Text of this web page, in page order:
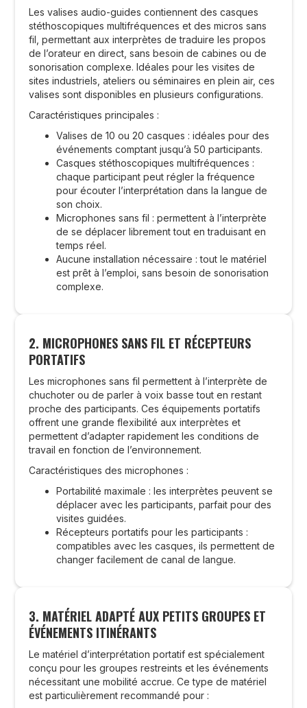
Les valises audio-guides contiennent des casques
stéthoscopiques multifréquences et des micros sans
fil, permettant aux interprètes de traduire les propos
de l’orateur en direct, sans besoin de cabines ou de
sonorisation complexe. Idéales pour les visites de
sites industriels, ateliers ou séminaires en plein air, ces
valises sont disponibles en plusieurs configurations.
Caractéristiques principales :
Valises de 10 ou 20 casques : idéales pour des
événements comptant jusqu’à 50 participants.
Casques stéthoscopiques multifréquences :
chaque participant peut régler la fréquence
pour écouter l’interprétation dans la langue de
son choix.
Microphones sans fil : permettent à l’interprète
de se déplacer librement tout en traduisant en
temps réel.
Aucune installation nécessaire : tout le matériel
est prêt à l’emploi, sans besoin de sonorisation
complexe.
2. MICROPHONES SANS FIL ET RÉCEPTEURS
PORTATIFS
Les microphones sans fil permettent à l’interprète de
chuchoter ou de parler à voix basse tout en restant
proche des participants. Ces équipements portatifs
offrent une grande flexibilité aux interprètes et
permettent d’adapter rapidement les conditions de
travail en fonction de l’environnement.
Caractéristiques des microphones :
Portabilité maximale : les interprètes peuvent se
déplacer avec les participants, parfait pour des
visites guidées.
Récepteurs portatifs pour les participants :
compatibles avec les casques, ils permettent de
changer facilement de canal de langue.
3. MATÉRIEL ADAPTÉ AUX PETITS GROUPES ET
ÉVÉNEMENTS ITINÉRANTS
Le matériel d’interprétation portatif est spécialement
conçu pour les groupes restreints et les événements
nécessitant une mobilité accrue. Ce type de matériel
est particulièrement recommandé pour :